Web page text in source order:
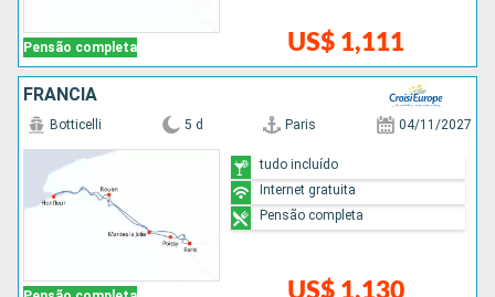
Pensão completa US$ 1,111
FRANCIA
Botticelli 5 d Paris 04/11/2027
US$ 1,130
tudo incluído
Internet gratuita
Pensão completa